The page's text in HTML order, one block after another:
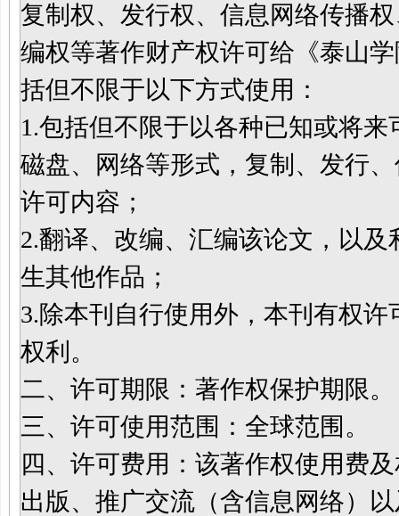
复制权、发行权、信息网络传播
编权等著作财产权许可给 《泰山
括但不限于以下方式使用：
1.包括但不限于以各种已知或将
磁盘、网络等形式， 复制、发行、
许可内容 ；
2.翻译、改编、汇编该论文，以
生其他作品 ；
3.除本刊自行使用外，本刊有权许
权利。
二、许可期限：著作权保护期限。
三、许可使用范围：全球范围。
四、许可费用：该著作权使用费
出版、推广交流（含信息网络）